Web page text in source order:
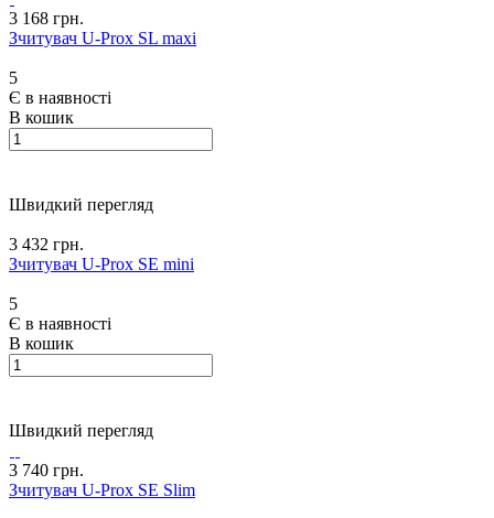
3 168 грн.
Зчитувач U-Prox SL maxi
5
Є в наявності
В кошик
Швидкий перегляд
3 432 грн.
Зчитувач U-Prox SE mini
5
Є в наявності
В кошик
Швидкий перегляд
3 740 грн.
Зчитувач U-Prox SE Slim